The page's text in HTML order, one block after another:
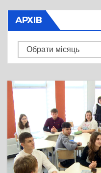
АРХІВ
Архів